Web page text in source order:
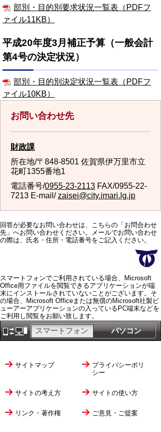
部別・目的別要求状況一覧表（PDFフ
ァイル11KB）
平成20年度3月補正予算（一般会計
第4号の決定状況）
部別・目的別決定状況一覧表（PDFフ
ァイル10KB）
お問い合わせ先
財政課
所在地/〒848-8501 佐賀県伊万里市立
花町1355番地1
電話番号/0955-23-2113 FAX/0955-22-
7213 E-mail/zaisei@city.imari.lg.jp
回答が必要なお問い合わせは、こちらの「お問合わせ
先」へお問い合わせください。メールでお問い合わせ
の際は、氏名・住所・電話番号をご記入ください。
スマートフォンでご利用されている場合、Microsoft
Office用ファイルを閲覧できるアプリケーションが端
末にインストールされていないことがございます。そ
の場合、Microsoft Officeまたは無償のMicrosoft社製ビ
ューアーアプリケーションの入っているPC端末などを
ご利用し閲覧をお願い致します。
パソコン
スマートフォン
サイトマップ
プライバシーポリ
シー
サイトの考え方 サイトの使い方
リンク・著作権 ご意見・ご提案